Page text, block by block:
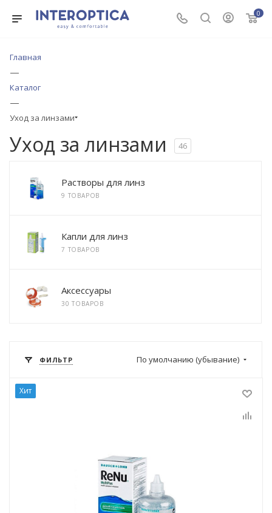
0
Главная
—
Каталог
—
Уход за линзами
Уход за линзами 46
Растворы для линз
9 ТОВАРОВ
Капли для линз
7 ТОВАРОВ
Аксессуары
30 ТОВАРОВ
ФИЛЬТР По умолчанию (убывание)
Хит